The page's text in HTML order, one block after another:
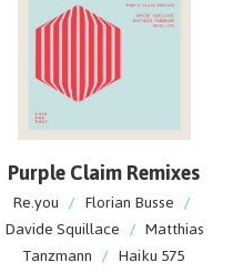
Purple Claim Remixes
Re.you / Florian Busse /
Davide Squillace / Matthias
Tanzmann / Haiku 575